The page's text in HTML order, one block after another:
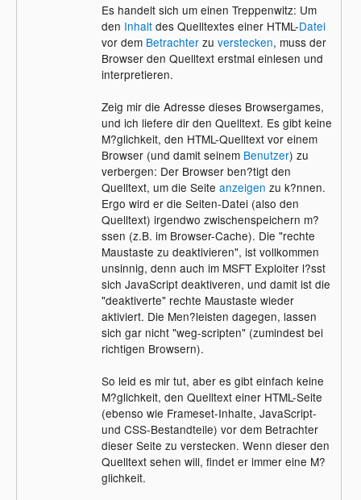
der Quelltext auch deaktiviert, selbst wenn
man bei Ansicht auf Quelltext klickt. Es ?
ffnet sich dann einfach nichts. Und das w?
rd ich auch gerne auf meiner Seite
einbauen.
Es handelt sich um einen Treppenwitz: Um
den Inhaltdes Quelltextes einer HTML-Datei
vor dem Betrachterzu verstecken, muss der
Browser den Quelltext erstmal einlesen und
interpretieren.
Zeig mir die Adresse dieses Browsergames,
und ich liefere dir den Quelltext. Es gibt keine
M?glichkeit, den HTML-Quelltext vor einem
Browser (und damit seinem Benutzer) zu
verbergen: Der Browser ben?tigt den
Quelltext, um die Seite anzeigen zu k?nnen.
Ergo wird er die Seiten-Datei (also den
Quelltext) irgendwo zwischenspeichern m?
ssen (z.B. im Browser-Cache). Die "rechte
Maustaste zu deaktivieren", ist vollkommen
unsinnig, denn auch im MSFT Exploiter l?sst
sich JavaScript deaktiveren, und damit ist die
"deaktiverte" rechte Maustaste wieder
aktiviert. Die Men?leisten dagegen, lassen
sich gar nicht "weg-scripten" (zumindest bei
richtigen Browsern).
So leid es mir tut, aber es gibt einfach keine
M?glichkeit, den Quelltext einer HTML-Seite
(ebenso wie Frameset-Inhalte, JavaScript-
und CSS-Bestandteile) vor dem Betrachter
dieser Seite zu verstecken. Wenn dieser den
Quelltext sehen will, findet er immer eine M?
glichkeit.